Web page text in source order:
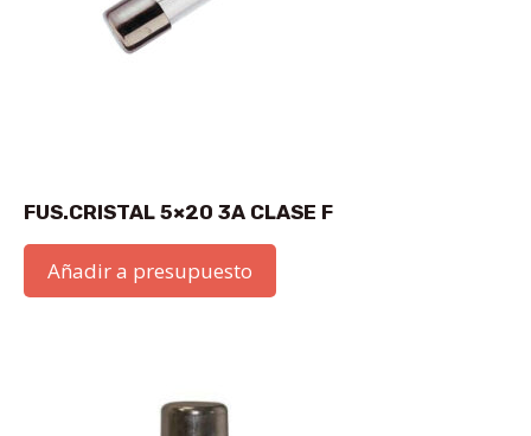
FUS.CRISTAL 5×20 3A CLASE F
Añadir a presupuesto